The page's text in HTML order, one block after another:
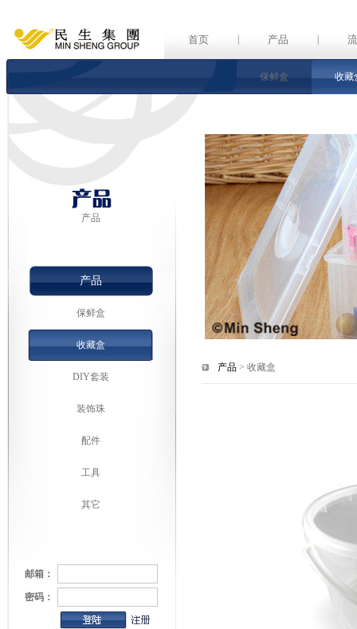
首页 产品
保鲜盒 收藏
产品
产品
保鲜盒
收藏盒
DIY套装
装饰珠
配件
工具
其它
邮箱：
密码：
产品 > 收藏盒